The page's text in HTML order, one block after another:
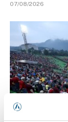
07/08/2026